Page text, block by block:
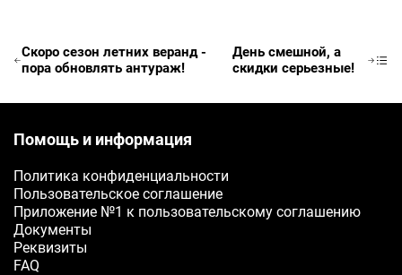
Скоро сезон летних веранд -
пора обновлять антураж!
День смешной, а
скидки серьезные!
Ваш e-mail
Помощь и информация
Политика конфиденциальности
Пользовательское соглашение
Приложение №1 к пользовательскому соглашению
Документы
Реквизиты
FAQ